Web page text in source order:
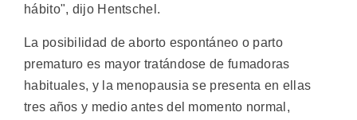
hábito", dijo Hentschel.
La posibilidad de aborto espontáneo o parto
prematuro es mayor tratándose de fumadoras
habituales, y la menopausia se presenta en ellas
tres años y medio antes del momento normal,